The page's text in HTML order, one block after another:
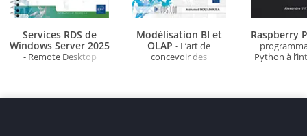
Services RDS de
Windows Server 2025
- Remote Desktop
Modélisation BI et
OLAP - L’art de
concevoir des
Raspberry
Python à